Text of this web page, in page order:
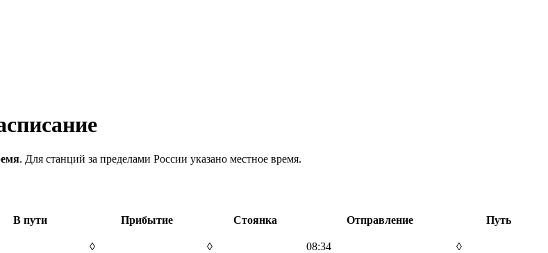
. Для станций за пределами России указано местное время.
В пути Прибытие Стоянка Отправление Путь
◊ ◊ 08:34 ◊